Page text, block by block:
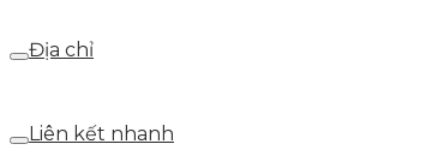
Địa chỉ
Liên kết nhanh